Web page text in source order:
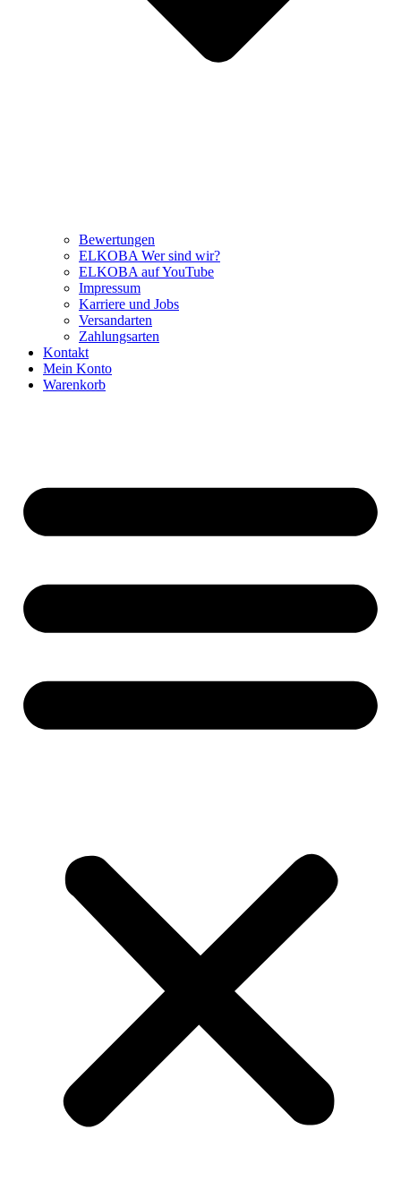
Bewertungen
ELKOBA Wer sind wir?
ELKOBA auf YouTube
Impressum
Karriere und Jobs
Versandarten
Zahlungsarten
Kontakt
Mein Konto
Warenkorb